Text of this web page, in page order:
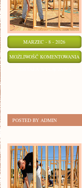
MARZEC - 8 - 2026
MOŻLIWOŚĆ KOMENTOWANIA
POSTED BY ADMIN